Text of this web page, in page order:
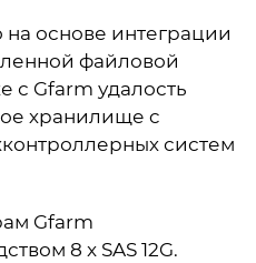
основе интеграции
файловой
с Gfarm удалость
хранилище c
систем
Gfarm
8 x SAS 12G.